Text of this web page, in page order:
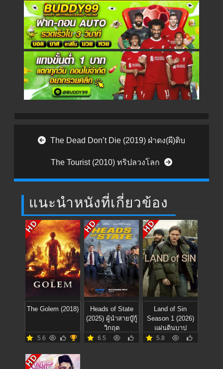
Post navigation
The Dead Don’t Die (2019) ฝ่าดง(ผี)ดิบ
The Tourist (2010) ทริปลวงโลก
แนะนำหนังที่เกี่ยวข้อง
HD
The Golem (2018)
5.6
HD
Heads of State
(2025) ผู้นำสายบู๊กู้
วิกฤต
6.5
HD
Land of Sin
Season 1 (2026)
แผ่นดินบาป
5.8
HD